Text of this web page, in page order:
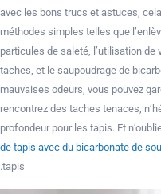
avec les bons trucs et astuces,
méthodes simples telles que
particules de saleté, l’utilisation de
taches, et le saupoudrage de
mauvaises odeurs, vous pouvez
rencontrez des taches tenaces,
profondeur pour les tapis. Et
de tapis avec du bicarbonate de
tapis.